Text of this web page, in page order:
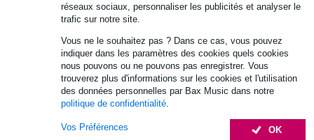
réseaux sociaux, personnaliser les publicités et analyser le
trafic sur notre site.
Vous ne le souhaitez pas ? Dans ce cas, vous pouvez
indiquer dans les paramètres des cookies quels cookies
nous pouvons ou ne pouvons pas enregistrer. Vous
trouverez plus d'informations sur les cookies et l'utilisation
des données personnelles par Bax Music dans notre
politique de confidentialité
OK
Vos Préférences
30 jours satisfait ou remboursé
Retrait gratuit en magasin